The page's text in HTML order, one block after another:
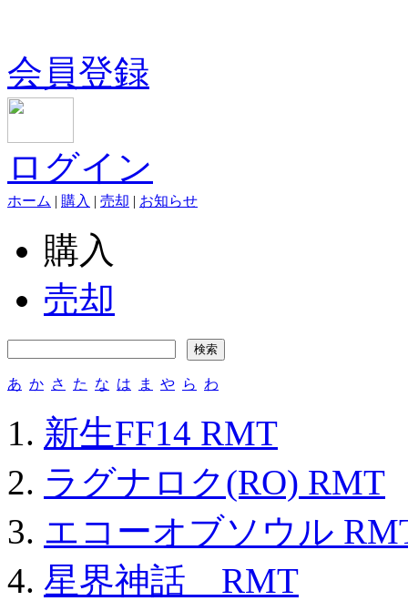
会員登録
ログイン
ホーム | 購入 | 売却 | お知らせ
購入
売却
あ か さ た な は ま や ら わ
新生FF14 RMT
ラグナロク(RO) RMT
エコーオブソウル
星界神話 RMT